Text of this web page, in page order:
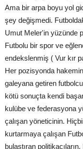
Ama bir arpa boyu yol
şey değişmedi.
Umut Meler'in yüzünde
Futbolu bir spor ve
endekslenmiş ( Vur kır
Her pozisyonda
galeyana getiren
kötü sonuçta kendi
kulübe ve federasyona
çalışan yöneticinin.
kurtarmaya çalışan
bulaştıran